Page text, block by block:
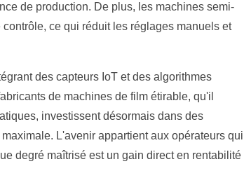
de production. De plus, les machines semi-
ce qui réduit les réglages manuels et
des capteurs IoT et des algorithmes
de machines de film étirable, qu'il
investissent désormais dans des
L'avenir appartient aux opérateurs qui
degré maîtrisé est un gain direct en rentabilité